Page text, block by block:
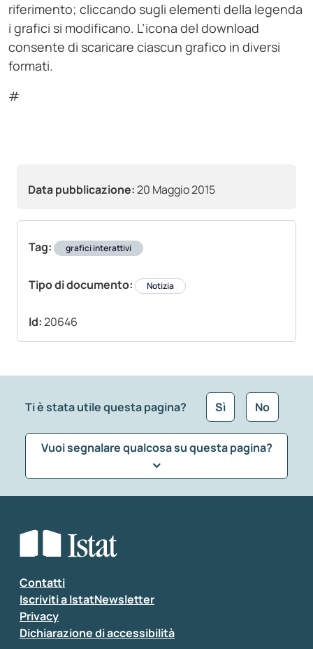
Data pubblicazione:20 Maggio 2015
Tag: grafici interattivi
Tipo di documento: Notizia
Id:20646
riferimento; cliccando sugli elementi della legenda
i grafici si modificano. L’icona del download
consente di scaricare ciascun grafico in diversi
formati.
#
Ti è stata utile questa pagina? Sì No
Vuoi segnalare qualcosa su questa pagina?
Seleziona la tipologia della segnalazione
Inserisci il tuo commento
Contatti
Iscriviti a IstatNewsletter
Privacy
Dichiarazione di accessibilità